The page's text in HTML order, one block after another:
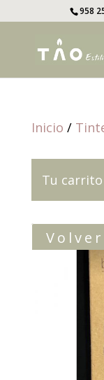
958
Inicio /
Tu carrito